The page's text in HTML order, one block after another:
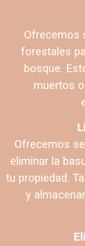
Ofrecemos
forestales
bosque.
muertos
Ofrecemos
eliminar la
tu propiedad.
y